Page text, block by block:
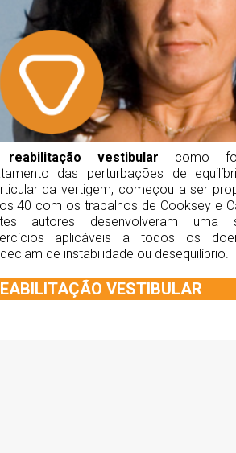
reabilitação vestibular como
das perturbações de
da vertigem, começou a ser
40 com os trabalhos de Cooksey e
autores desenvolveram uma
aplicáveis a todos os
de instabilidade ou desequilíbrio.
VESTIBULAR